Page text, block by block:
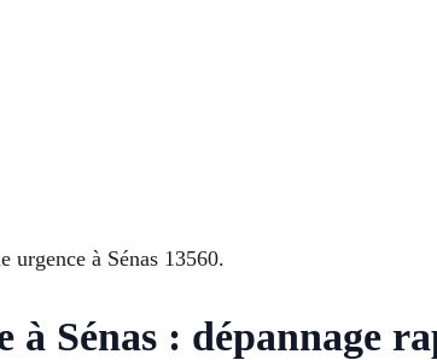
urgence à Sénas 13560.
Sénas : dépannage